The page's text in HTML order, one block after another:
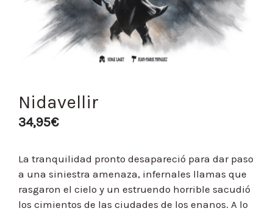
Nidavellir
34,95€
La tranquilidad pronto desapareció para dar paso
a una siniestra amenaza, infernales llamas que
rasgaron el cielo y un estruendo horrible sacudió
los cimientos de las ciudades de los enanos. A lo